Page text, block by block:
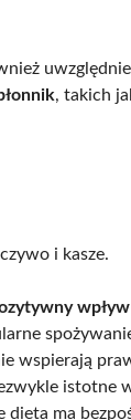
błonnik, takich
i kasze.
wspierają
istotne
dieta ma